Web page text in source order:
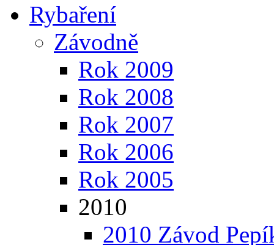
Rybaření
Závodně
Rok 2009
Rok 2008
Rok 2007
Rok 2006
Rok 2005
2010
2010 Závod